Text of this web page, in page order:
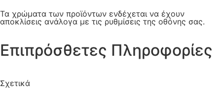
Τα χρώματα των προϊόντων ενδέχεται να έχουν
αποκλίσεις ανάλογα με τις ρυθμίσεις της οθόνης σας.
Επιπρόσθετες Πληροφορίες
Σχετικά